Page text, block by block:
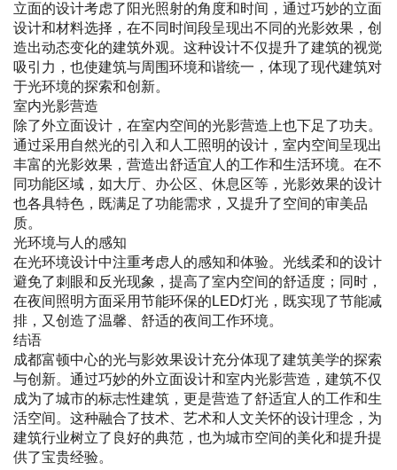
立面的设计考虑了阳光照射的角度和时间，通过巧妙的立面
设计和材料选择，在不同时间段呈现出不同的光影效果，创
造出动态变化的建筑外观。这种设计不仅提升了建筑的视觉
吸引力，也使建筑与周围环境和谐统一，体现了现代建筑对
于光环境的探索和创新。
室内光影营造
除了外立面设计，在室内空间的光影营造上也下足了功夫。
通过采用自然光的引入和人工照明的设计，室内空间呈现出
丰富的光影效果，营造出舒适宜人的工作和生活环境。在不
同功能区域，如大厅、办公区、休息区等，光影效果的设计
也各具特色，既满足了功能需求，又提升了空间的审美品
质。
光环境与人的感知
在光环境设计中注重考虑人的感知和体验。光线柔和的设计
避免了刺眼和反光现象，提高了室内空间的舒适度；同时，
在夜间照明方面采用节能环保的LED灯光，既实现了节能减
排，又创造了温馨、舒适的夜间工作环境。
结语
成都富顿中心的光与影效果设计充分体现了建筑美学的探索
与创新。通过巧妙的外立面设计和室内光影营造，建筑不仅
成为了城市的标志性建筑，更是营造了舒适宜人的工作和生
活空间。这种融合了技术、艺术和人文关怀的设计理念，为
建筑行业树立了良好的典范，也为城市空间的美化和提升提
供了宝贵经验。